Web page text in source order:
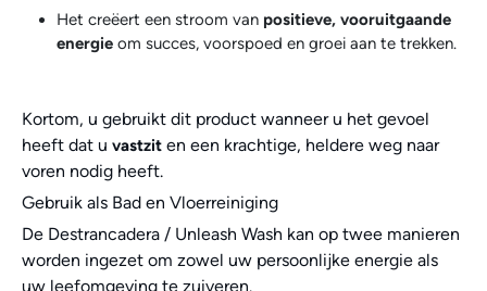
Het creëert een stroom van positieve, vooruitgaande
energie om succes, voorspoed en groei aan te trekken.
Kortom, u gebruikt dit product wanneer u het gevoel
heeft dat u vastzit en een krachtige, heldere weg naar
voren nodig heeft.
Gebruik als Bad en Vloerreiniging
De Destrancadera / Unleash Wash kan op twee manieren
worden ingezet om zowel uw persoonlijke energie als
uw leefomgeving te zuiveren.